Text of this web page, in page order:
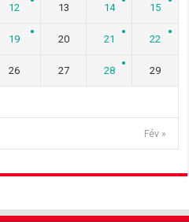
Fév »
12 13 14 15
19 20 21 22
26 27 28 29